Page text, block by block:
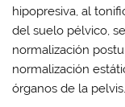
hipopresiva, al
del suelo pélvico,
normalización
normalización
órganos de la pelvis.